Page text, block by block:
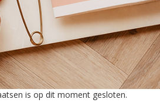
is op dit moment gesloten.